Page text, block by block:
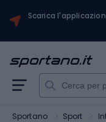
Scarica
Sportano Sport